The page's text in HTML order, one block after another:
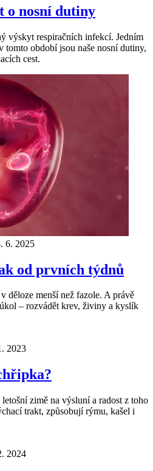
o nosní dutiny
výskyt respiračních infekcí. Jedním
tomto období jsou naše nosní dutiny,
cest.
6. 2025
od prvních týdnů
děloze menší než fazole. A právě
– rozvádět krev, živiny a kyslík
2023
zimě na výsluní a radost z toho
trakt, způsobují rýmu, kašel i
2024